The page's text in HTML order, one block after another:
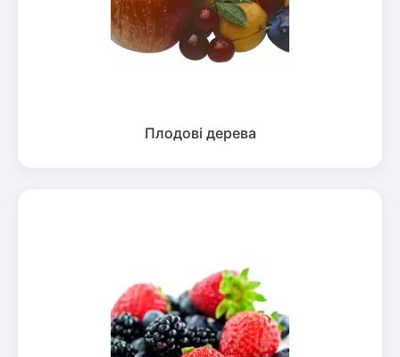
Плодові дерева